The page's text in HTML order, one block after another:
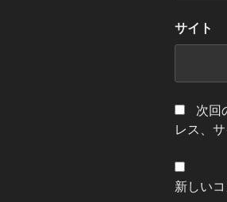
サイト
次回
レス、
新しい